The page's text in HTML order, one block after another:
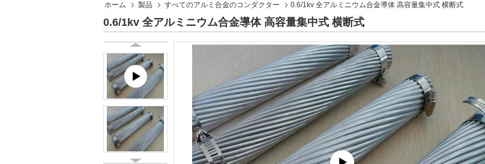
ホーム 製品 すべてのアルミ合金のコンダクター 0.6/1kv 全アルミニウム合金導体 高容量集中式 横断式
0.6/1kv 全アルミニウム合金導体 高容量集中式 横断式